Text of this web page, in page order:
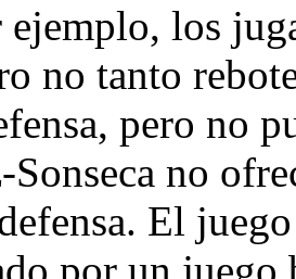
los
no tanto
pero no
Sonseca no
El
por un juego